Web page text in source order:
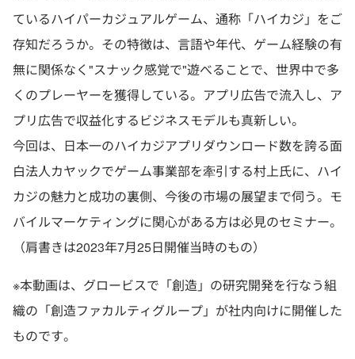
ているハイパーカジュアルゲーム、通称「ハイカジ」をご
存知だろうか。その特徴は、言語や年代、ゲーム経験の有
無に関係なく"スナック感覚で"遊べることで、世界中で多
くのプレーヤーを獲得している。アプリ広告で流入し、ア
プリ広告で収益化するビジネスモデルも真新しい。
今回は、日本一のハイカジアプリダウンロード数を誇る面
白法人カヤックでゲーム事業部を牽引する村上氏に、ハイ
カジの魅力と成功の裏側、今後の市場の展望まで伺う。モ
バイルマーケティングに関心がある方は必見のセミナー。
（肩書きは2023年7月25日開催当時のもの）
※本動画は、グロービスで「創造」の研究開発を行なう組
織の「創造ファカルティグループ」が社内向けに開催した
ものです。